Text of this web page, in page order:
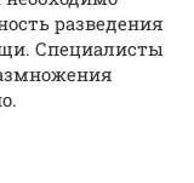
разведения
Специалисты